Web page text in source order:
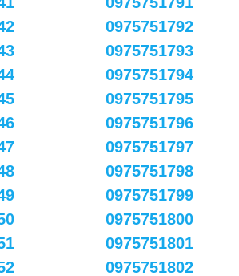
0975751792
0975751793
0975751794
0975751795
0975751796
0975751797
0975751798
0975751799
0975751800
0975751801
0975751802